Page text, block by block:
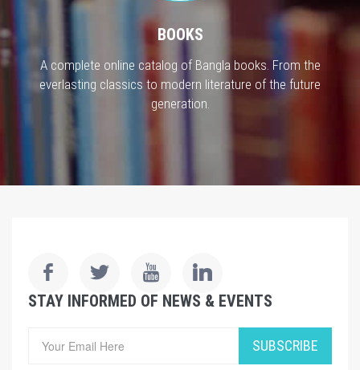
BOOKS
A complete online catalog of Bangla books. From the
everlasting classics to modern literature of the future
generation.
STAY INFORMED OF NEWS & EVENTS
SUBSCRIBE